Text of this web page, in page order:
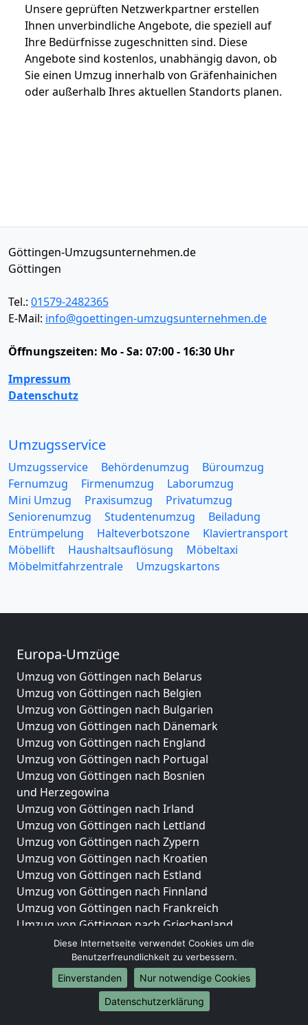
Unsere geprüften Netzwerkpartner erstellen
Ihnen unverbindliche Angebote, die speziell auf
Ihre Bedürfnisse zugeschnitten sind. Diese
Angebote sind kostenlos, unabhängig davon, ob
Sie einen Umzug innerhalb von Gräfenhainichen
oder außerhalb Ihres aktuellen Standorts planen.
Göttingen-Umzugsunternehmen.de
Göttingen
Tel.: 01579-2482365
E-Mail: info@goettingen-umzugsunternehmen.de
Öffnungszeiten: Mo - Sa: 07:00 - 16:30 Uhr
Impressum
Datenschutz
Umzugsservice
Umzugsservice Behördenumzug
Büroumzug
Fernumzug
Firmenumzug
Laborumzug
Mini Umzug
Praxisumzug
Privatumzug
Seniorenumzug
Studentenumzug
Beiladung
Entrümpelung
Halteverbotszone
Klaviertransport
Möbellift
Haushaltsauflösung
Möbeltaxi
Möbelmitfahrzentrale
Umzugskartons
Europa-Umzüge
Umzug von Göttingen nach Belarus
Umzug von Göttingen nach Belgien
Umzug von Göttingen nach Bulgarien
Umzug von Göttingen nach Dänemark
Umzug von Göttingen nach England
Umzug von Göttingen nach Portugal
Umzug von Göttingen nach Bosnien
und Herzegowina
Umzug von Göttingen nach Irland
Umzug von Göttingen nach Lettland
Umzug von Göttingen nach Zypern
Umzug von Göttingen nach Kroatien
Umzug von Göttingen nach Estland
Umzug von Göttingen nach Finnland
Umzug von Göttingen nach Frankreich
Umzug von Göttingen nach Griechenland
Umzug von Göttingen nach Italien
Umzug von Göttingen nach Liechtenstein
Umzug von Göttingen nach Luxemburg
Umzug von Göttingen nach Niederlande
Umzug von Göttingen nach Norwegen
Diese Internetseite verwendet Cookies um die
Benutzerfreundlichkeit zu verbessern.
Einverstanden
Nur notwendige Cookies
Datenschutzerklärung